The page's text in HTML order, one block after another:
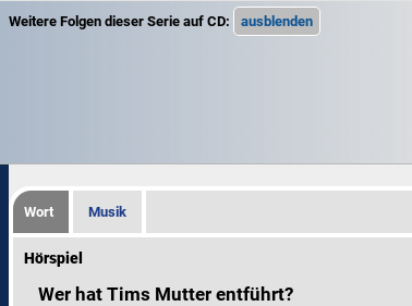
Weitere Folgen dieser Serie auf CD:
Wort Musik
Hörspiel
Wer hat Tims Mutter entführt?